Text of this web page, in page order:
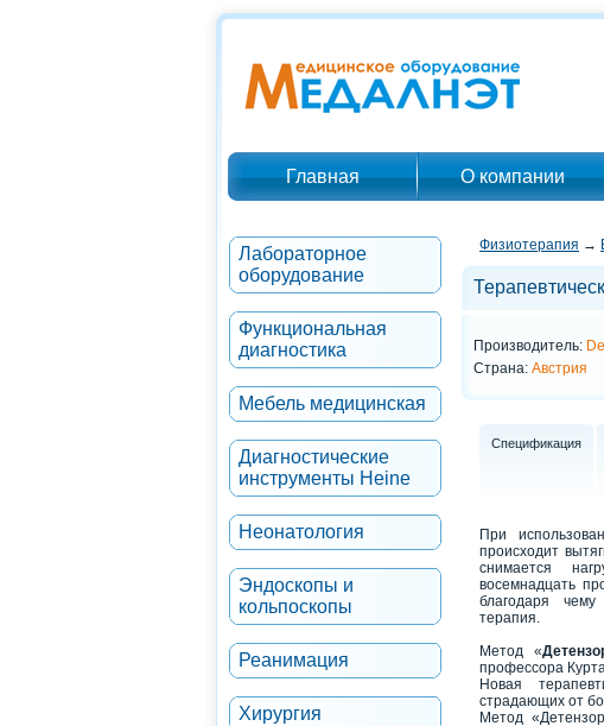
Главная О компании
Лабораторное
оборудование
Функциональная
диагностика
Мебель медицинская
Диагностические
инструменты Heine
Неонатология
Эндоскопы и
кольпоскопы
Реанимация
Хирургия
Физиотерапия →
Производитель:
Страна: Австрия
Спецификация
При
происходит
снимается
восемнадцать
благодаря
терапия.
Метод «
профессора
Новая
страдающих от
Метод